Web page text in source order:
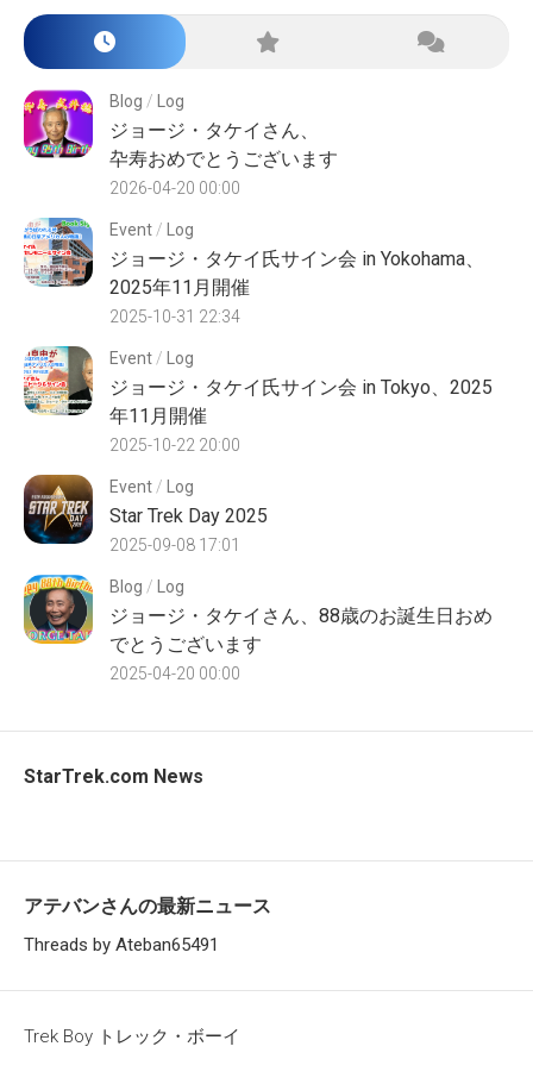
Blog / Log
ジョージ・タケイさん、
卆寿おめでとうございます
2026-04-20 00:00
Event / Log
ジョージ・タケイ氏サイン会 in Yokohama、
2025年11月開催
2025-10-31 22:34
Event / Log
ジョージ・タケイ氏サイン会 in Tokyo、2025
年11月開催
2025-10-22 20:00
Event / Log
Star Trek Day 2025
2025-09-08 17:01
Blog / Log
ジョージ・タケイさん、88歳のお誕生日おめ
でとうございます
2025-04-20 00:00
StarTrek.com News
アテバンさんの最新ニュース
Threads by Ateban65491
Trek Boy トレック・ボーイ